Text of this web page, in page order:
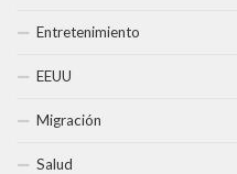
Entretenimiento
EEUU
Migración
Salud